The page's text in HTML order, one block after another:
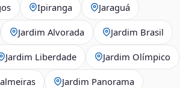
Ipiranga Jaraguá
Jardim Alvorada Jardim Brasil
Jardim Liberdade Jardim Olímpico
Jardim Panorama